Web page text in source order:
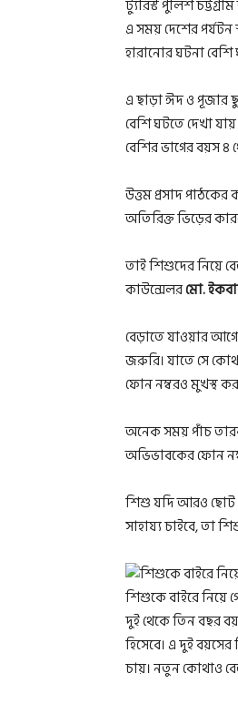
ট্যুরিস্ট পুলিশ
এ সময় দেশের
হারানোর ঘটনা বেশি
এ ছাড়া ঈদ ও পূজার
বেশি ঘটতে দেখা
বেশির ভাগের বয়স ৪
উত্তম প্রসাদ
অতিরিক্ত ভিড়ের
তাই শিশুদের নিয়ে
কাউন্সেলরমো.
বেড়াতে যাওয়ার
জরুরি। যাতে সে
ফোন নম্বরও মুখস্থ
অনেক সময় পাঁচ
অভিভাবকের ফোন
শিশু যদি আরও ছোট
সাহায্য চাইবে, তা
শিশুকে বাইরে
দুই থেকে তিন বছর
হিসেবে। এ দুই
চায়। নতুন কোথাও